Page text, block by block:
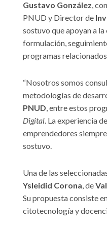
Gustavo González ,
PNUD y Director de
sostuvo que apoyan a
formulación,
programas
“Nosotros somos
metodologías de
PNUD , entre estos
Digital . La experiencia
emprendedores
sostuvo.
Una de las
Ysleidid Corona , de
Su propuesta consiste
citotecnología y